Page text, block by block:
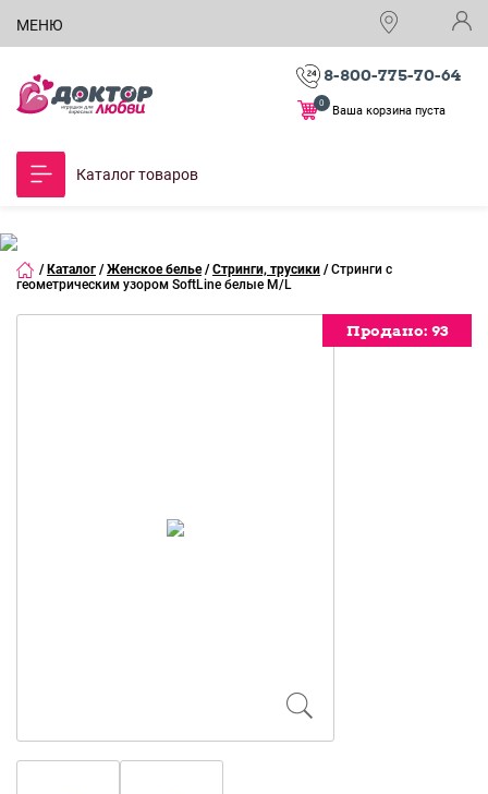
МЕНЮ
8-800-775-70-64
Ваша корзина пуста
0
Каталог товаров
/ Каталог / Женское белье / Стринги, трусики / Стринги с
геометрическим узором SoftLine белые M/L
Продано: 93
Продано: 93